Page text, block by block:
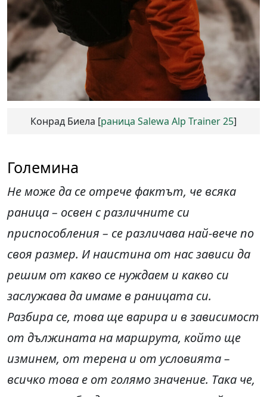
Конрад Биела [раница Salewa Alp Trainer 25]
Големина
Не може да се отрече фактът, че всяка
раница – освен с различните си
приспособления – се различава най-вече по
своя размер. И наистина от нас зависи да
решим от какво се нуждаем и какво си
заслужава да имаме в раницата си.
Разбира се, това ще варира и в зависимост
от дължината на маршрута, който ще
изминем, от терена и от условията –
всичко това е от голямо значение. Така че,